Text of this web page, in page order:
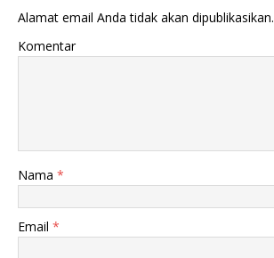
Alamat email Anda tidak akan dipublikasikan.
Komentar
Nama *
Email *